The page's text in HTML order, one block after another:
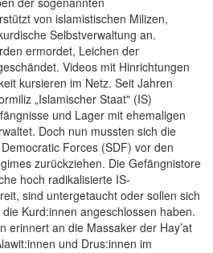
von islamistischen Milizen,
Selbstverwaltung an.
ermordet, Leichen der
Videos mit Hinrichtungen
kursieren im Netz. Seit Jahren
„Islamischer Staat" (IS)
und Lager mit ehemaligen
Doch nun mussten sich die
Forces (SDF) vor den
zurückziehen. Die Gefängnistore
hoch radikalisierte IS-
sind untergetaucht oder sollen sich
Kurd:innen angeschlossen haben.
erinnert an die Massaker der Hay’at
und Drus:innen im